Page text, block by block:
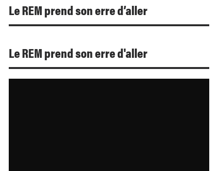
Le REM prend son erre d’aller
Le REM prend son erre d'aller